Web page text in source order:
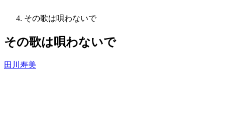
その歌は唄わないで
その歌は唄わないで
田川寿美